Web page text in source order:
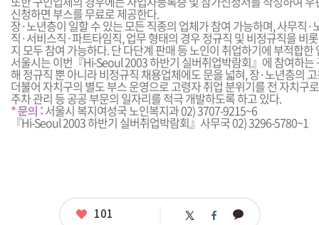
신청하면 부스를 무료로 제공한다.
장·노년층이 일할 수 있는 모든 직종의 업체가 참여 가능하며, 사무직
직·서비스직·파트타임직, 업무 형태의 경우 정규직 및 비정규직을 비
지 모두 참여 가능하다. 단 다단계 판매 등 노인이 취업하기에 부적합한
서울시는 이번『Hi-Seoul 2003 하반기 실버취업박람회』에 참여하는
해 정규직 뿐 아니라 비정규직 채용업체에도 문을 넓혀, 장·노년층의
더불어 자치구의 별도 부스 운영으로 고령자 취업 분위기를 전 자치구
주차 관리 등 공공 부문의 일자리를 적극 개발하도록 하고 있다.
* 문의 :서울시 복지여성국 노인복지과 02) 3707-9215~6
『Hi-Seoul 2003 하반기 실버취업박람회』사무국 02) 3296-5780~1
좋
101 트 페 카